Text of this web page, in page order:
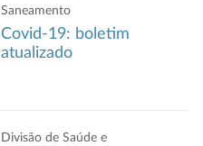
Saneamento
Covid-19: boletim
atualizado
Divisão de Saúde e